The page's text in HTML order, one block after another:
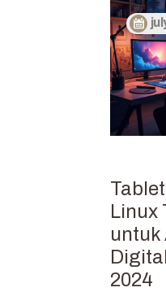
Linux
untuk
2024